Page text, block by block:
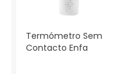
Termómetro Sem
Contacto Enfa